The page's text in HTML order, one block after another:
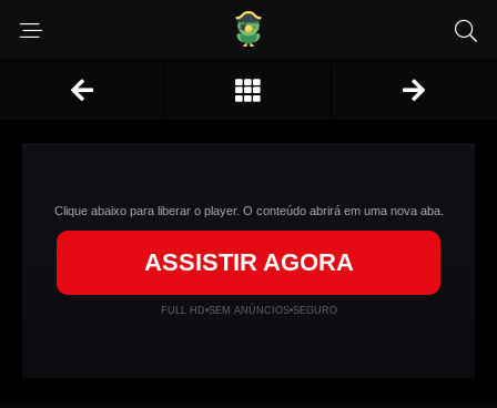
Clique abaixo para liberar o player. O conteúdo abrirá em uma nova aba.
ASSISTIR AGORA
FULL HD•SEM ANÚNCIOS•SEGURO